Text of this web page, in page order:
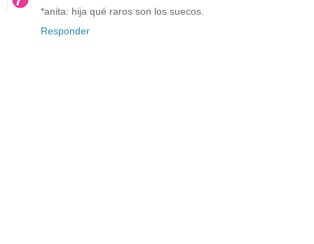
*anita: hija qué raros son los suecos.
Responder